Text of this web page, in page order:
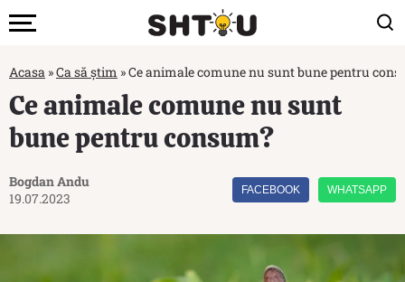
Acasa »Ca să știm »Ce animale comune nu sunt bune pentru
Ce animale comune nu sunt
bune pentru consum?
Bogdan Andu
19.07.2023
FACEBOOK WHATSAPP